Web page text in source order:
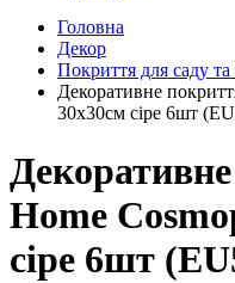
Головна
Декор
Покриття для саду та
Декоративне
30х30см сіре 6шт
Home
сіре 6шт